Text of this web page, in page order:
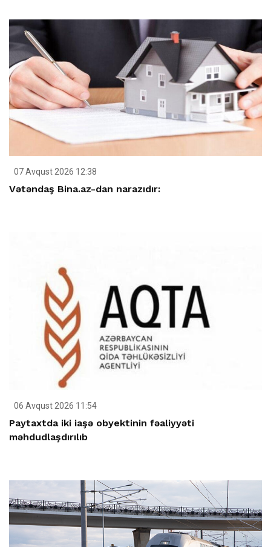
07 Avqust 2026 12:38
Vətəndaş Bina.az-dan narazıdır:
06 Avqust 2026 11:54
Paytaxtda iki iaşə obyektinin fəaliyyəti
məhdudlaşdırılıb